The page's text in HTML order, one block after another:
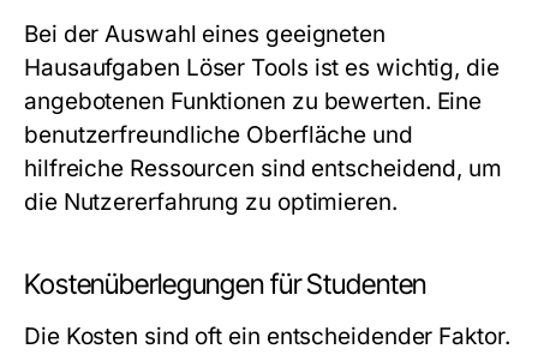
Bei der Auswahl eines geeigneten
Hausaufgaben Löser Tools ist es wichtig, die
angebotenen Funktionen zu bewerten. Eine
benutzerfreundliche Oberfläche und
hilfreiche Ressourcen sind entscheidend, um
die Nutzererfahrung zu optimieren.
Kostenüberlegungen für Studenten
Die Kosten sind oft ein entscheidender Faktor.